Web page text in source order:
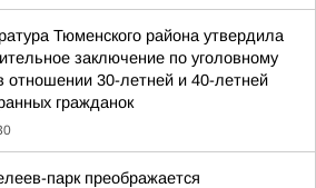
Тюменского района утвердила
заключение по уголовному
отношении 30-летней и 40-летней
гражданок
парк преображается